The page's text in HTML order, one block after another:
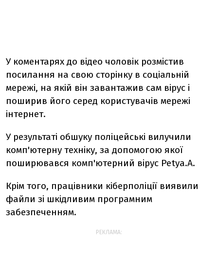
У коментарях до відео чоловік розмістив
посилання на свою сторінку в соціальній
мережі, на якій він завантажив сам вірус і
поширив його серед користувачів мережі
інтернет.
У результаті обшуку поліцейські вилучили
комп'ютерну техніку, за допомогою якої
поширювався комп'ютерний вірус Petya.A.
Крім того, працівники кіберполіції виявили
файли зі шкідливим програмним
забезпеченням.
РЕКЛАМА: